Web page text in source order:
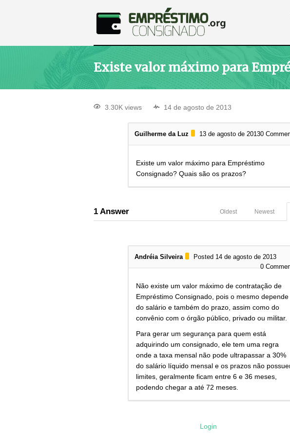
Existe valor máximo para
3.30K views 14 de agosto de 2013
Guilherme da Luz 13 de agosto de 20130
Existe um valor máximo para Empréstimo
Consignado? Quais são os prazos?
1 Answer Newest
Oldest
Andréia Silveira
Posted 14 de agosto de 2013
0
Não existe um valor máximo de contratação de
Empréstimo Consignado, pois o mesmo depende
do salário e também do prazo, assim como do
convênio com o órgão público, privado ou militar.
Para gerar um segurança para quem está
adquirindo um consignado, ele tem uma regra
onde a taxa mensal não pode ultrapassar a 30%
do salário líquido mensal e os prazos não
limites, geralmente ficam entre 6 e 36 meses,
podendo chegar a até 72 meses.
Login